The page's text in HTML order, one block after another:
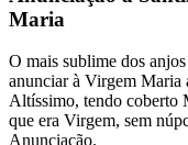
Maria
O mais sublime dos
anunciar à Virgem Maria
Altíssimo, tendo coberto
que era Virgem, sem
Anunciação.